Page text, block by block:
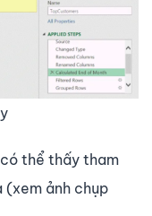
thể thấy tham
(xem ảnh chụp